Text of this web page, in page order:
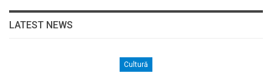
LATEST NEWS
Cultură